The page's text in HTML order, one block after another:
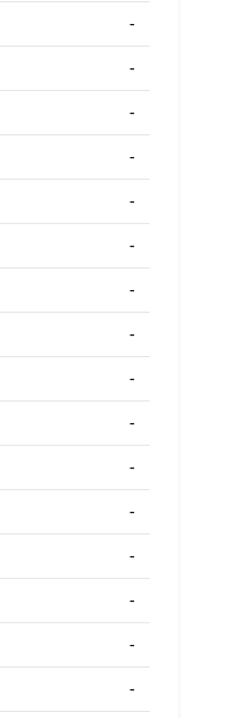
-
-
-
-
-
-
-
-
-
-
-
-
-
-
-
-